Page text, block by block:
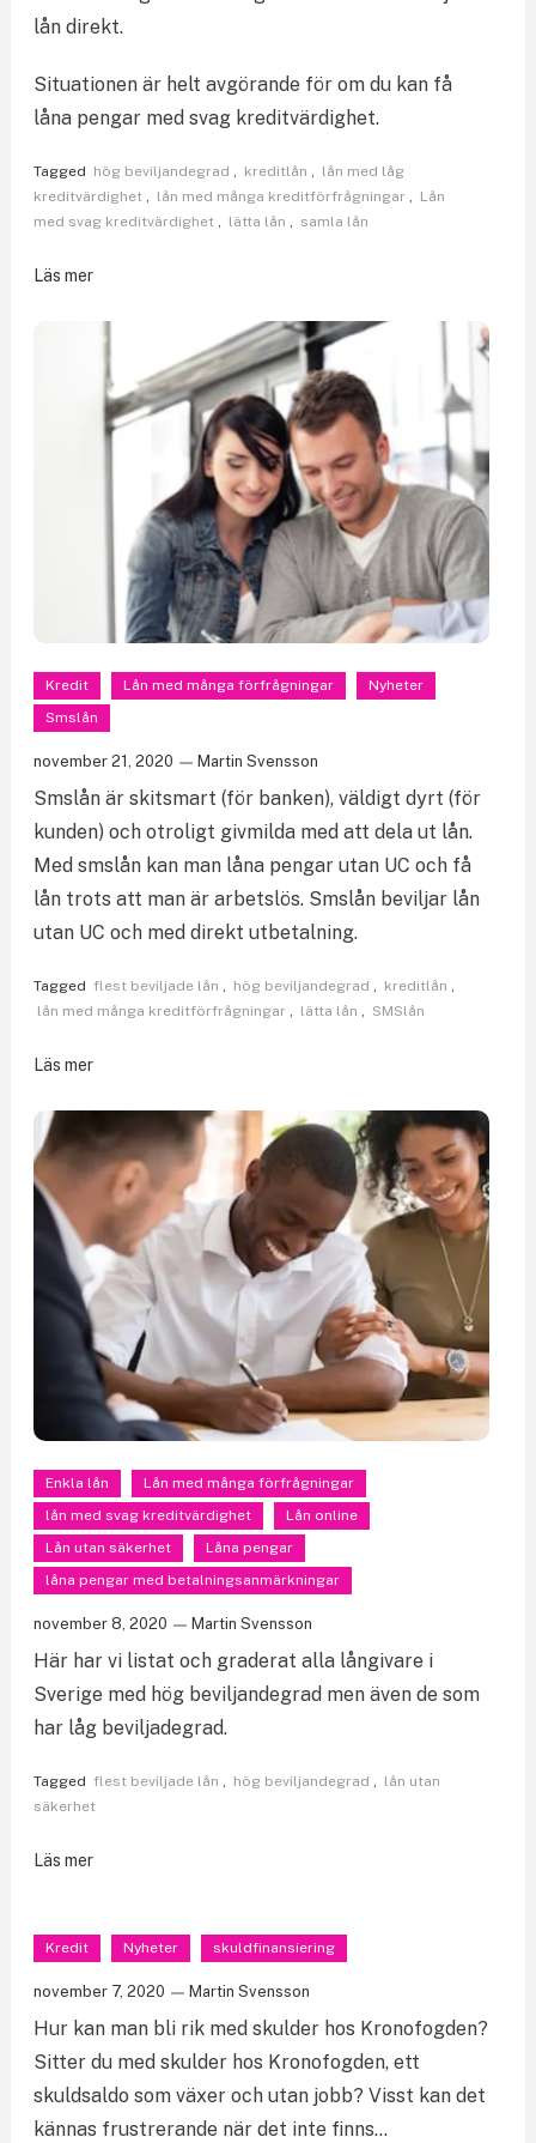
lån direkt.
Situationen är helt avgörande för om du kan få
låna pengar med svag kreditvärdighet.
Tagged hög beviljandegrad , kreditlån , lån med låg
kreditvärdighet , lån med många kreditförfrågningar , Lån
med svag kreditvärdighet , lätta lån , samla lån
Läs mer
Kredit Lån med många förfrågningar
Nyheter
Smslån
november 21, 2020 Martin Svensson
Smslån är skitsmart (för banken), väldigt dyrt (för
kunden) och otroligt givmilda med att dela ut lån.
Med smslån kan man låna pengar utan UC och få
lån trots att man är arbetslös. Smslån beviljar lån
utan UC och med direkt utbetalning.
Tagged flest beviljade lån , hög beviljandegrad , kreditlån ,
lån med många kreditförfrågningar , lätta lån , SMSlån
Läs mer
Enkla lån
Lån med många förfrågningar
lån med svag kreditvärdighet
Lån online
Lån utan säkerhet
Låna pengar
låna pengar med betalningsanmärkningar
november 8, 2020 Martin Svensson
Här har vi listat och graderat alla långivare i
Sverige med hög beviljandegrad men även de som
har låg beviljadegrad.
Tagged flest beviljade lån , hög beviljandegrad , lån utan
säkerhet
Läs mer
Kredit Nyheter skuldfinansiering
november 7, 2020 Martin Svensson
Hur kan man bli rik med skulder hos Kronofogden?
Sitter du med skulder hos Kronofogden, ett
skuldsaldo som växer och utan jobb? Visst kan det
kännas frustrerande när det inte finns…